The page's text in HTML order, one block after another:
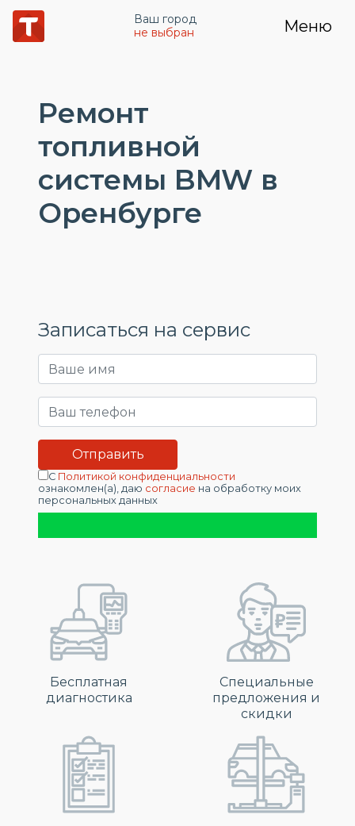
Ваш город
не выбран
Меню
Ремонт
топливной
системы BMW в
Оренбурге
Записаться на сервис
С Политикой конфиденциальности
ознакомлен(а), даю согласие на обработку моих
персональных данных
Бесплатная
диагностика
Специальные
предложения и
скидки